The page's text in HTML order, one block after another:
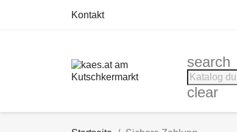
Kontakt
search
clear